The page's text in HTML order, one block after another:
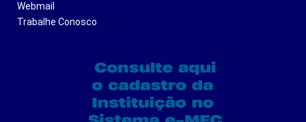
Webmail
Trabalhe Conosco